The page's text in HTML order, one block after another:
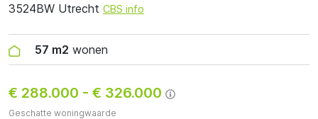
3524BW Utrecht CBS info
57 m2 wonen
€ 288.000 - € 326.000
Geschatte woningwaarde